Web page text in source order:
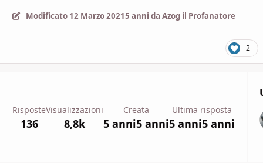
Modificato 12 Marzo 20215 anni da Azog il Profanatore
2
Risposte
136
Visualizzazioni
8,8k
Creata
5 anni5 anni
Ultima risposta
5 anni5 anni